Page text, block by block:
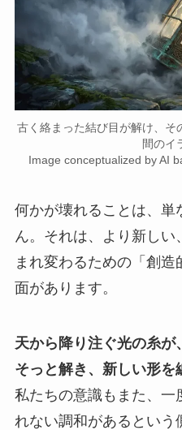
古く絡まった結び目が解け、
間のイ
Image conceptualized by AI
何かが壊れることは、単
ん。それは、より新しい
まれ変わるための「創
面があります。
天から降り注ぐ光の糸が
そっと解き、新しい形を
私たちの意識もまた、一
れない調和があるという